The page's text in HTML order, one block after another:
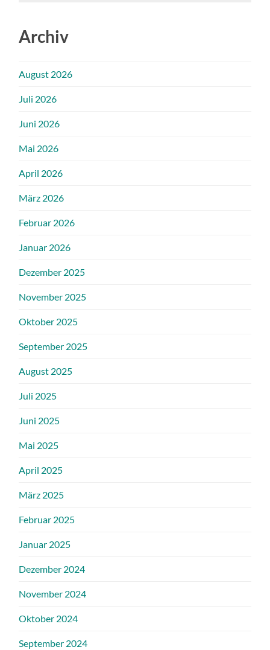
Archiv
August 2026
Juli 2026
Juni 2026
Mai 2026
April 2026
März 2026
Februar 2026
Januar 2026
Dezember 2025
November 2025
Oktober 2025
September 2025
August 2025
Juli 2025
Juni 2025
Mai 2025
April 2025
März 2025
Februar 2025
Januar 2025
Dezember 2024
November 2024
Oktober 2024
September 2024